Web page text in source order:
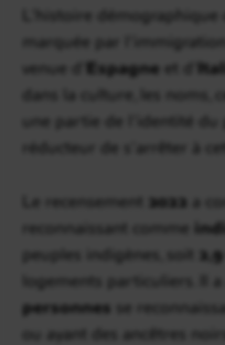
L’histoire
marquée par
venue d’ Espagne et d’
dans la culture, les
une partie de l’identité du
réducteur de s’arrêter à
Le recensement 2022 a
reconnaissant comme
peuples indigènes, soit
logements particuliers. Il
personnes se
ou ayant des ancêtres